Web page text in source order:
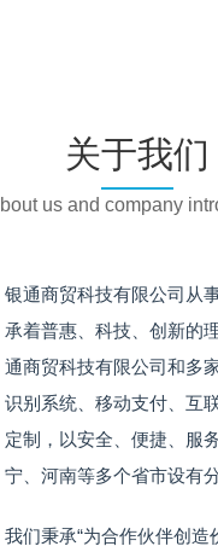
关于我们
us and company
银通商贸科技有限公司从
承着普惠、科技、创新的
通商贸科技有限公司和多
识别系统、移动支付、互
定制，以安全、便捷、服
宁、河南等多个省市设有
我们秉承“为合作伙伴创造